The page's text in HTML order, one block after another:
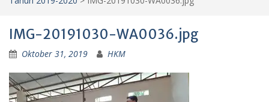
IMG-20191030-WA0036.jpg
Oktober 31, 2019 HKM